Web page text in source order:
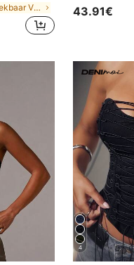
in Niet-rekbaar Vrouwen Denim Tops 43.91€
4